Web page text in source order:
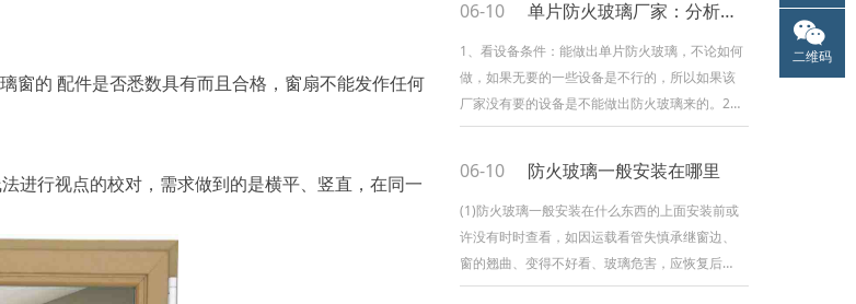
的 配件是否悉数具有而且合格，窗扇不能发作任何
行视点的校对，需求做到的是横平、竖直，在同一
06-10 单片防火玻璃厂家：分析单片防火玻璃质量怎么样
1、看设备条件：能做出单片防火玻璃，不论如何
做，如果无要的一些设备是不行的，所以如果该
厂家没有要的设备是不能做出防火玻璃来的。2、
玻璃的粒度如果把单片防火玻璃打破，它的粒度
50*50mm范围内40粒的要求，如果只要几十粒
一般仅仅钢化玻璃，达不到40粒，更不用
06-10 防火玻璃一般安装在哪里
(1)防火玻璃一般安装在什么东西的上面安装前或
许没有时时查看，如因运载看管失慎承继窗边、
窗的翘曲、变得不好看、玻璃危害，应恢复后方
可时时安装。(2)防火玻璃一般安装在什么东西的
二维码